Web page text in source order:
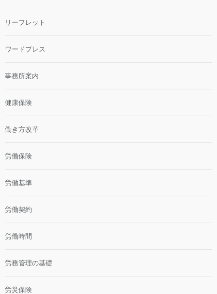
リーフレット
ワードプレス
事務所案内
健康保険
働き方改革
労働保険
労働基準
労働契約
労働時間
労務管理の基礎
労災保険